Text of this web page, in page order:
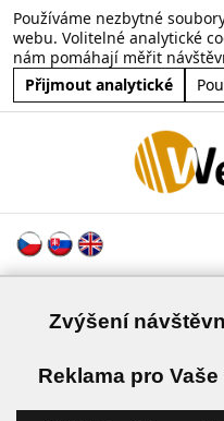
Používáme nezbytné
webu. Volitelné analytické
nám pomáhají měřit
Přijmout analytické
Zvýšení
Reklama pro